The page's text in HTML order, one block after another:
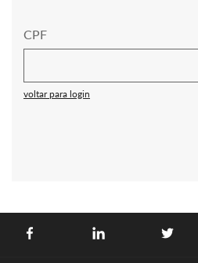
CPF
voltar para login